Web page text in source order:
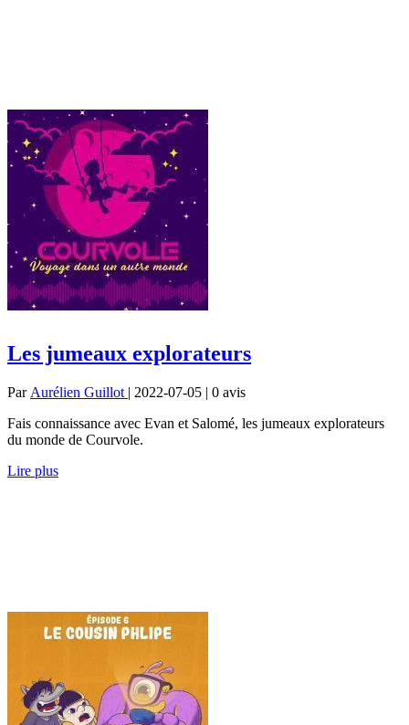
Les jumeaux explorateurs
Par Aurélien Guillot | 2022-07-05 | 0 avis
Fais connaissance avec Evan et Salomé, les jumeaux explorateurs
du monde de Courvole.
Lire plus